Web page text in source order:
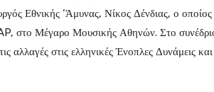
Εθνικής ‘Άμυνας, Νίκος Δένδιας, ο οποίος
στο Μέγαρο Μουσικής Αθηνών. Στο
στις ελληνικές Ένοπλες Δυνάμεις και